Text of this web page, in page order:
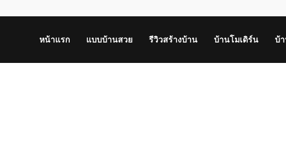
หน้าแรก แบบบ้านสวย รีวิวสร้างบ้าน บ้านโมเดิร์น บ้